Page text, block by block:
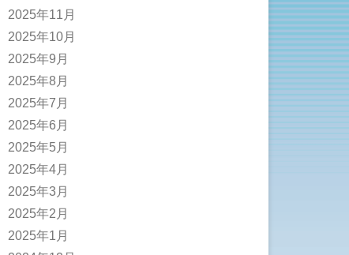
2025年11月
2025年10月
2025年9月
2025年8月
2025年7月
2025年6月
2025年5月
2025年4月
2025年3月
2025年2月
2025年1月